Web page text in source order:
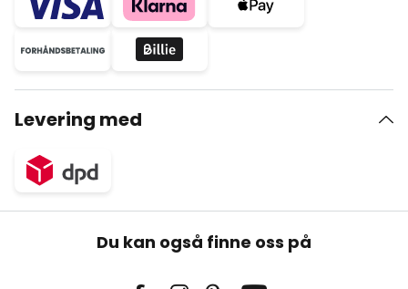
Levering med
Du kan også finne oss på